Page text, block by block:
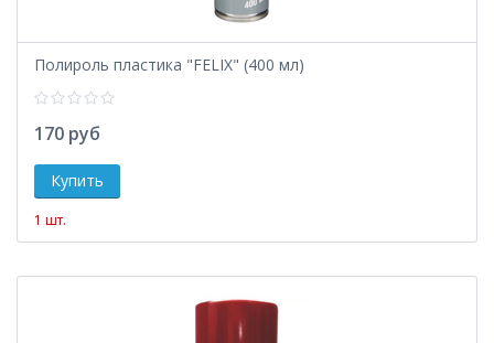
Полироль пластика "FELIX" (400 мл)
170 руб
1 шт.